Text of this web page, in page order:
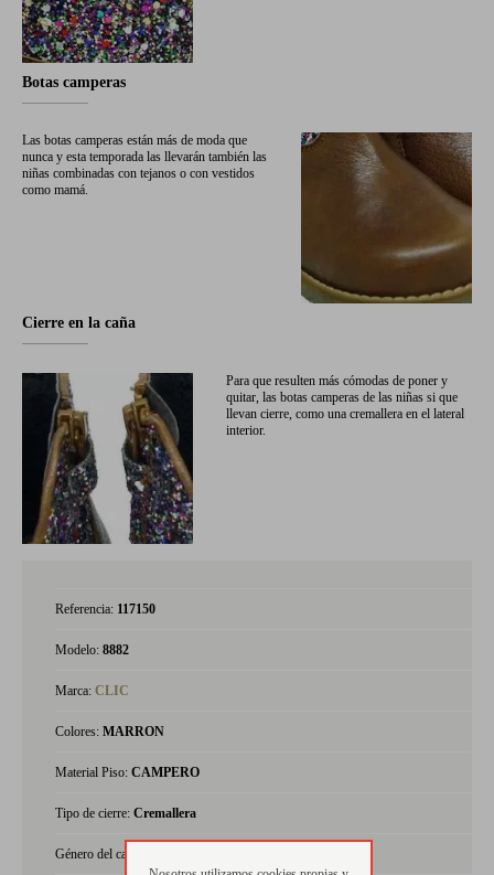
Botas camperas
Las botas camperas están más de moda que
nunca y esta temporada las llevarán también las
niñas combinadas con tejanos o con vestidos
como mamá.
Cierre en la caña
Para que resulten más cómodas de poner y
quitar, las botas camperas de las niñas si que
llevan cierre, como una cremallera en el lateral
interior.
Referencia: 117150
Modelo: 8882
Marca: CLIC
Colores: MARRON
Material Piso: CAMPERO
Tipo de cierre: Cremallera
Género del calzado: